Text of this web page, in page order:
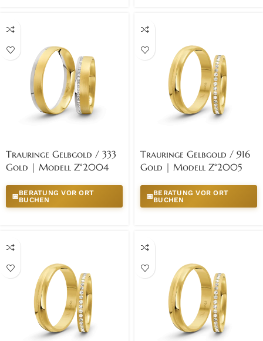
Trauringe Gelbgold / 333
Gold | Modell Z°2004
📅BERATUNG VOR ORT
BUCHEN
Trauringe Gelbgold / 916
Gold | Modell Z°2005
📅BERATUNG VOR ORT
BUCHEN